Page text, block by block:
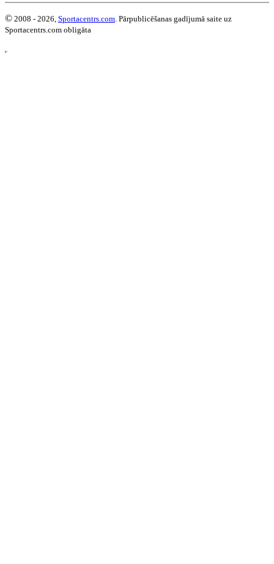
© 2008 - 2026, Sportacentrs.com. Pārpublicēšanas gadījumā saite uz
Sportacentrs.com obligāta